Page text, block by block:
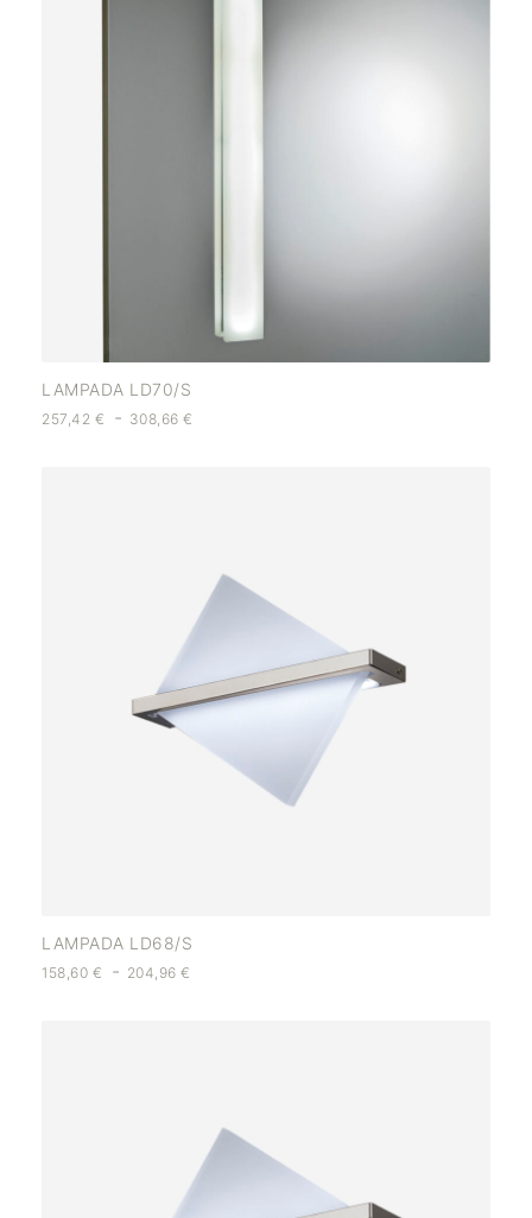
LAMPADA LD70/S
257,42 € - 308,66€
LAMPADA LD68/S
158,60 € - 204,96€